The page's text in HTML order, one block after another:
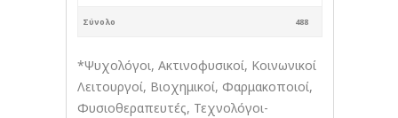
Σύνολο 488
*Ψυχολόγοι, Ακτινοφυσικοί, Κοινωνικοί
Λειτουργοί, Βιοχημικοί, Φαρμακοποιοί,
Φυσιοθεραπευτές, Τεχνολόγοι-